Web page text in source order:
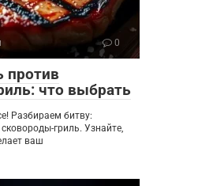
0
против
что выбрать
Разбираем битву:
гриль. Узнайте,
ваш